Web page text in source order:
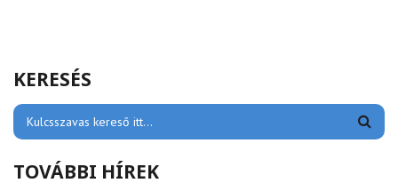
KERESÉS
TOVÁBBI HÍREK